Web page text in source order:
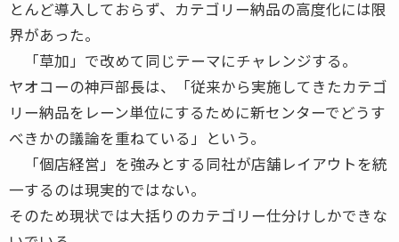
とんど導入しておらず、カテゴリー納品の高度化には限
界があった。
「草加」で改めて同じテーマにチャレンジする。
ヤオコーの神戸部長は、「従来から実施してきたカテゴ
リー納品をレーン単位にするために新センターでどうす
べきかの議論を重ねている」という。
「個店経営」を強みとする同社が店舗レイアウトを統
一するのは現実的ではない。
そのため現状では大括りのカテゴリー仕分けしかできな